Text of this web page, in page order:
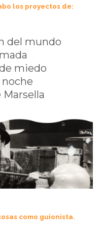
los proyectos de:
del mundo
miedo
Marsella
como guionista.